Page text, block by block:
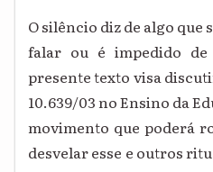
O silêncio diz de algo que
falar ou é impedido de
presente texto visa
10.639/03 no Ensino da
movimento que poderá
desvelar esse e outros